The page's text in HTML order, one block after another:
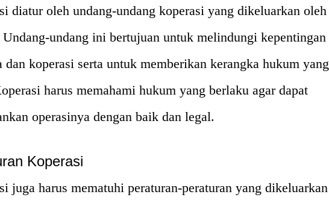
diatur oleh undang-undang koperasi yang dikeluarkan oleh
Undang-undang ini bertujuan untuk melindungi kepentingan
dan koperasi serta untuk memberikan kerangka hukum yang
harus memahami hukum yang berlaku agar dapat
operasinya dengan baik dan legal.
Koperasi
juga harus mematuhi peraturan-peraturan yang dikeluarkan